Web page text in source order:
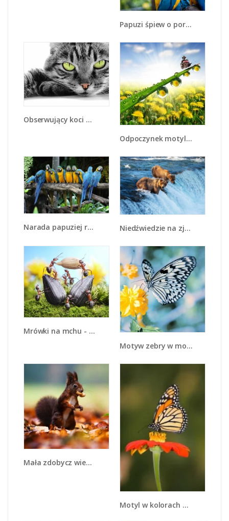
Papuzi śpiew o poranku - Z277
Obserwujący koci wzrok - Z031
Odpoczynek motyli w słońcu - Z189
Narada papuziej rodziny - Z307 Niedźwiedzie na zjeżdżalni - Z213
Mrówki na mchu - Z331
Motyw zebry w motylu - Z010
Mała zdobycz wiewióreczki - Z262
Motyl w kolorach wiosny - Z022